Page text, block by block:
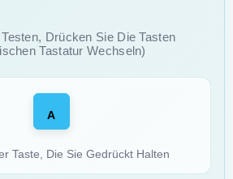
Drücken Sie Die Tasten
Tastatur Wechseln)
A
Taste, Die Sie Gedrückt Halten